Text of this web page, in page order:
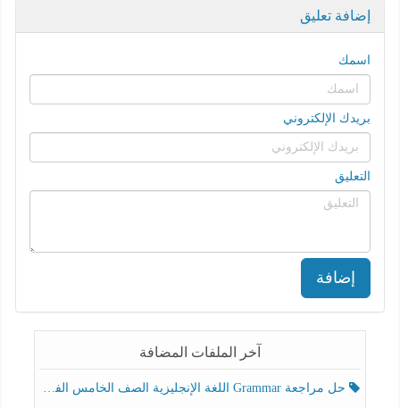
إضافة تعليق
اسمك
بريدك الإلكتروني
التعليق
إضافة
آخر الملفات المضافة
حل مراجعة Grammar اللغة الإنجليزية الصف الخامس الفصل الثالث